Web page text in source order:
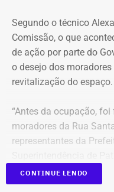
Segundo o técnico
Comissão, o que
de ação por parte do
o desejo dos
revitalização do espaço.
“Antes da ocupação,
moradores da Rua
representantes da
terreno até passar para
Governo Federal
CONTINUE LENDO